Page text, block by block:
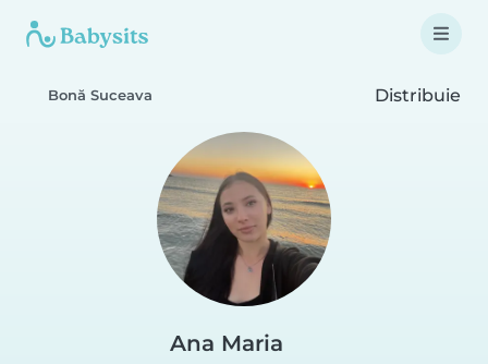
Bonă Suceava Distribuie
Ana Maria